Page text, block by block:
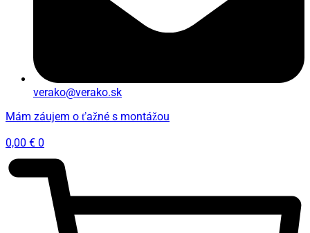
verako@verako.sk
Mám záujem o ťažné s montážou
0,00 € 0